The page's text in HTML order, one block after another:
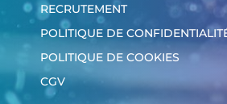
RECRUTEMENT
POLITIQUE DE
POLITIQUE DE COOKIES
CGV